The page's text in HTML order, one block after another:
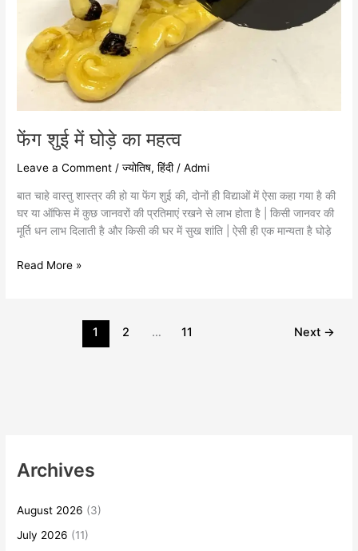
फेंग शुई में घोड़े का महत्व
Leave a Comment /ज्योतिष,हिंदी/Admi
बात चाहे वास्तु शास्त्र की हो या फेंग शुई की, दोनों ही विद्याओं में ऐसा कहा गया है की
घर या ऑफिस में कुछ जानवरों की प्रतिमाएं रखने से लाभ होता है | किसी जानवर की
मूर्ति धन लाभ दिलाती है और किसी की घर में सुख शांति | ऐसी ही एक मान्यता है घोड़े
Read More »
1 2 … 11 Next →
Archives
August 2026 (3)
July 2026 (11)